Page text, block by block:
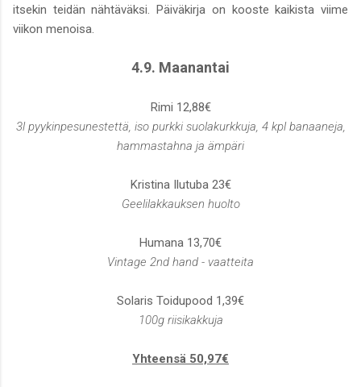
itsekin teidän nähtäväksi. Päiväkirja on kooste kaikista viime
viikon menoisa.
4.9. Maanantai
Rimi 12,88€
3l pyykinpesunestettä, iso purkki suolakurkkuja, 4 kpl banaaneja,
hammastahna ja ämpäri
Kristina Ilutuba 23€
Geelilakkauksen huolto
Humana 13,70€
Vintage 2nd hand - vaatteita
Solaris Toidupood 1,39€
100g riisikakkuja
Yhteensä 50,97€